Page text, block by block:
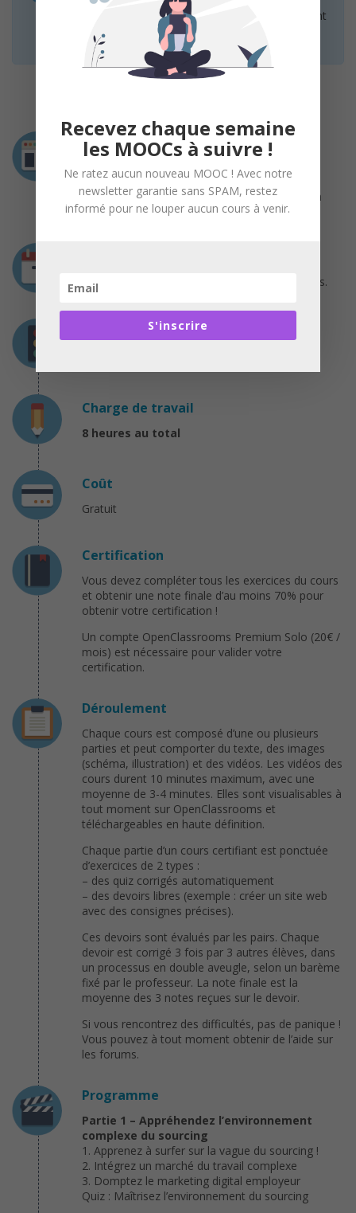
organisateurs. Les participants peuvent également
évaluer ce cours en cliquant
Intervenants
Consultante RH et coach – Responsable du
développement RH durant plusieurs années en
grande entreprise
3 séquences pour une durée totale de 8 heures.
Charge de travail
8 heures au total
Coût
Gratuit
Certification
Vous devez compléter tous les exercices du cours
et obtenir une note finale d’au moins 70% pour
obtenir votre certification !
Un compte OpenClassrooms Premium Solo (20€ /
mois) est nécessaire pour valider votre
certification.
Déroulement
Chaque cours est composé d’une ou plusieurs
parties et peut comporter du texte, des images
(schéma, illustration) et des vidéos. Les vidéos des
cours durent 10 minutes maximum, avec une
moyenne de 3-4 minutes. Elles sont visualisables à
tout moment sur OpenClassrooms et
téléchargeables en haute définition.
Chaque partie d’un cours certifiant est ponctuée
d’exercices de 2 types :
– des quiz corrigés automatiquement
– des devoirs libres (exemple : créer un site web
avec des consignes précises).
Ces devoirs sont évalués par les pairs. Chaque
devoir est corrigé 3 fois par 3 autres élèves, dans
un processus en double aveugle, selon un barème
fixé par le professeur. La note finale est la
moyenne des 3 notes reçues sur le devoir.
Si vous rencontrez des difficultés, pas de panique !
Vous pouvez à tout moment obtenir de l’aide sur
les forums.
Programme
Partie 1 – Appréhendez l’environnement
complexe du sourcing
1. Apprenez à surfer sur la vague du sourcing !
2. Intégrez un marché du travail complexe
3. Domptez le marketing digital employeur
Quiz : Maîtrisez l’environnement du sourcing
Recevez chaque semaine
les MOOCs à suivre !
Ne ratez aucun nouveau MOOC ! Avec notre
newsletter garantie sans SPAM, restez
informé pour ne louper aucun cours à venir.
S'inscrire